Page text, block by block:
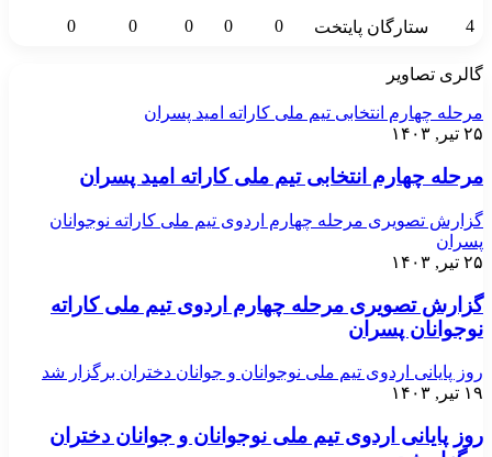
4 ستارگان پایتخت 0
0
0
0
0
گالری تصاویر
مرحله چهارم انتخابی تیم ملی کاراته امید پسران
۲۵ تیر, ۱۴۰۳
مرحله چهارم انتخابی تیم ملی کاراته امید پسران
گزارش تصویری مرحله چهارم اردوی تیم ملی کاراته نوجوانان
پسران
۲۵ تیر, ۱۴۰۳
گزارش تصویری مرحله چهارم اردوی تیم ملی کاراته
نوجوانان پسران
روز پایانی اردوی تیم ملی نوجوانان و جوانان دختران برگزار شد
۱۹ تیر, ۱۴۰۳
روز پایانی اردوی تیم ملی نوجوانان و جوانان دختران